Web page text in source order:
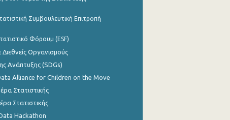
Συμβουλευτική Επιτροπή
Φόρουμ (ESF)
Οργανισμούς
Ανάπτυξης (SDGs)
Alliance for Children on the Move
Στατιστικής
Στατιστικής
Hackathon